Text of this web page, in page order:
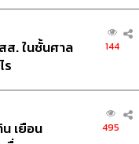
ษณ์นารา พักตร์เพียงจันท
รรณ เกตุสมพงษ์
วนัชพร ดวงนิล, สุ
ลิ้มทองมณี, วิมลณัฐ พรศิ
ชริน ธนอุดมกรณ์, อาทิต
ส. ในชั้นศาล
ร
144
เยือน
495